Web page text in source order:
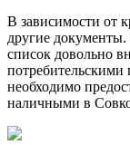
В зависимости от
другие
список довольно
необходимо
наличными в